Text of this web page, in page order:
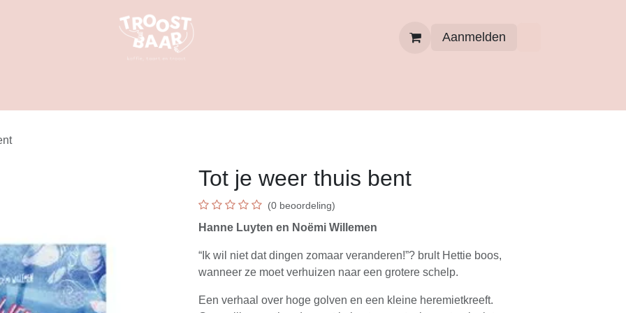
Aanmelden
Tot je weer thuis bent
(0 beoordeling)
Hanne Luyten en Noëmi Willemen
“Ik wil niet dat dingen zomaar veranderen!”? brult Hettie boos,
wanneer ze moet verhuizen naar een grotere schelp.
Een verhaal over hoge golven en een kleine heremietkreeft.